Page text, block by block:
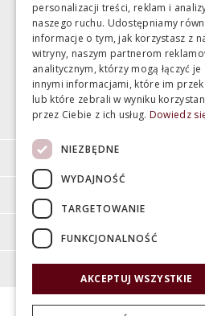
Bartycka 24/26
00-716
poniedziałek - piątek
sobota 10:00 -
Moje
O
personalizacji treści, reklam i
naszego ruchu. Udostępniamy
informacje o tym, jak korzystasz z
witryny, naszym partnerom
analitycznym, którzy mogą łączyć je
innymi informacjami, które im
lub które zebrali w wyniku
przez Ciebie z ich usług. Dowiedz
NIEZBĘDNE
WYDAJNOŚĆ
TARGETOWANIE
FUNKCJONALNOŚĆ
AKCEPTUJ WSZYSTKIE